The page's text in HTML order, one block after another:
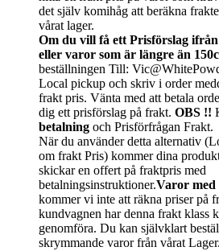
det själv komihåg att beräkna
vårat lager.
Om du vill få ett Prisförslag
eller varor som är längre än
beställningen Till:
Local pickup och skriv i order
frakt pris. Vänta med att betala
dig ett prisförslag på frakt. OBS !!
betalning och Prisförfrågan Frakt.
När du använder detta alternativ
om frakt Pris) kommer dina
skickar en offert på fraktpris med
betalningsinstruktioner.Varor med
kommer vi inte att räkna priser på
kundvagnen har denna frakt klass
genomföra. Du kan självklart
skrymmande varor från vårat Lager.